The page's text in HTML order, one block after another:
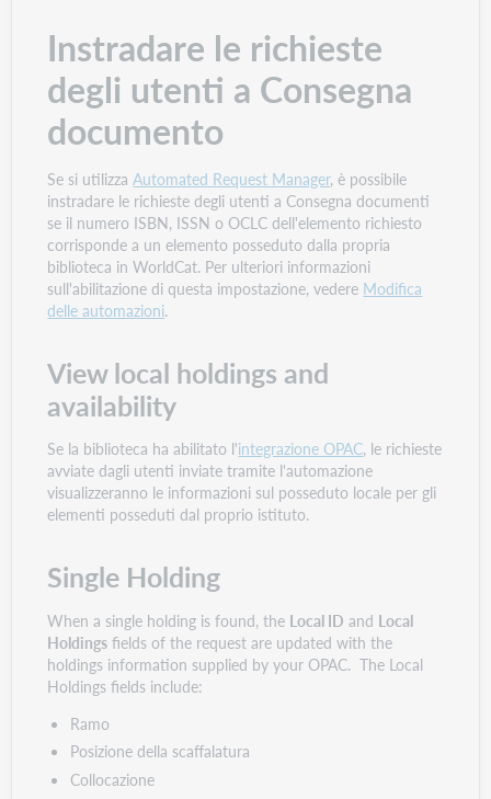
Instradare le richieste
degli utenti a Consegna
documento
Se si utilizzaAutomated Request Manager, è possibile
instradare le richieste degli utenti a Consegna documenti
se il numero ISBN, ISSN o OCLC dell'elemento richiesto
corrisponde a un elemento posseduto dalla propria
biblioteca in WorldCat. Per ulteriori informazioni
sull'abilitazione di questa impostazione, vedere Modifica
delle automazioni.
View local holdings and
availability
Se la biblioteca ha abilitato l'integrazione OPAC, le richieste
avviate dagli utenti inviate tramite l'automazione
visualizzeranno le informazioni sul posseduto locale per gli
elementi posseduti dal proprio istituto.
Single Holding
When a single holding is found, the Local ID and Local
Holdings fields of the request are updated with the
holdings information supplied by your OPAC. The Local
Holdings fields include:
Ramo
Posizione della scaffalatura
Collocazione